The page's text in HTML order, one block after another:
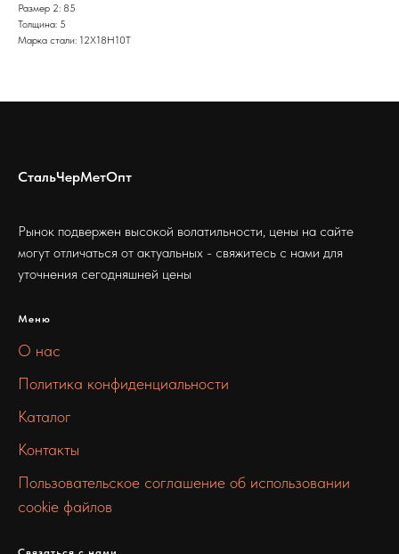
Размер 2: 85
Толщина: 5
Марка стали: 12Х18Н10Т
СтальЧерМетОпт
Рынок подвержен высокой волатильности, цены на сайте
могут отличаться от актуальных - свяжитесь с нами для
уточнения сегодняшней цены
Меню
О нас
Политика конфиденциальности
Каталог
Контакты
Пользовательское соглашение об использовании
cookie файлов